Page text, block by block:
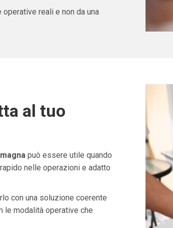
reali e non da una
al tuo
può essere utile quando
nelle operazioni e adatto
con una soluzione coerente
le modalità operative che